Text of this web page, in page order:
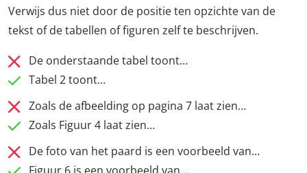
Verwijs dus niet door de positie ten opzichte van de
tekst of de tabellen of figuren zelf te beschrijven.
De onderstaande tabel toont…
Tabel 2 toont…
Zoals de afbeelding op pagina 7 laat zien…
Zoals Figuur 4 laat zien…
De foto van het paard is een voorbeeld van…